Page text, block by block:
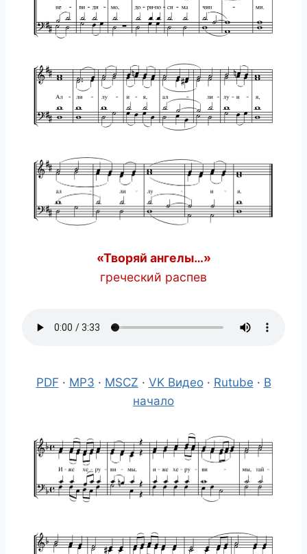
«Творяй ангелы…»
греческий распев
PDF · MP3 · MSCZ · VK Видео· Rutube · В
начало